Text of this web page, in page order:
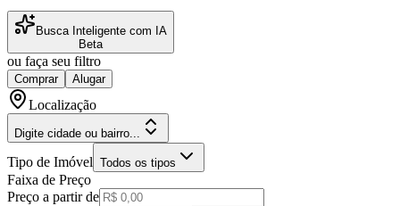
Busca Inteligente com IA
Beta
ou faça seu filtro
Comprar Alugar
Localização
Digite cidade ou bairro...
Tipo de Imóvel Todos os tipos
Faixa de Preço
Preço a partir de